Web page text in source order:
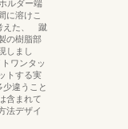
ルダー端
に溶けこ
えた、 蹴
の樹脂部
しまし
ワンタッ
トする実
違うこと
含まれて
法デザイ